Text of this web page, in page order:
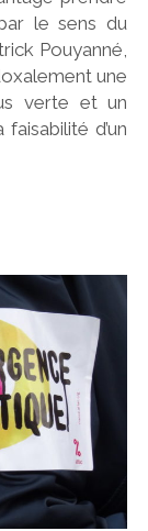
le sens du
Pouyanné,
une
verte et un
d’un